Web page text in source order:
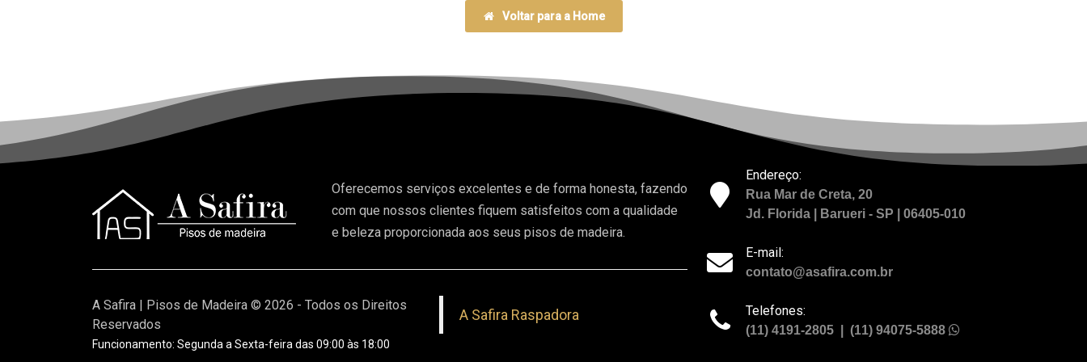
Voltar para a Home
Oferecemos serviços excelentes e de forma honesta, fazendo
com que nossos clientes fiquem satisfeitos com a qualidade
e beleza proporcionada aos seus pisos de madeira.
A Safira | Pisos de Madeira © 2026 - Todos os Direitos
Reservados
Funcionamento: Segunda a Sexta-feira das 09:00 às 18:00
A Safira Raspadora
Endereço:
Rua Mar de Creta, 20
Jd. Florida | Barueri - SP | 06405-010
E-mail:
contato@asafira.com.br
Telefones:
(11) 4191-2805 | (11) 94075-5888